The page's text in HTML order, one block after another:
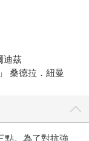
迪茲
桑德拉．紐曼
點。為了對抗強